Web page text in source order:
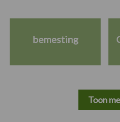
bemesting
Toon